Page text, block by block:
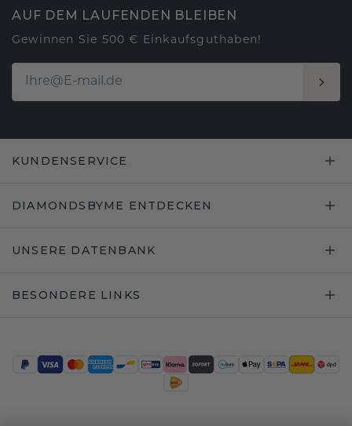
AUF DEM LAUFENDEN BLEIBEN
Gewinnen Sie 500 € Einkaufsguthaben!
KUNDENSERVICE
DIAMONDSBYME ENTDECKEN
UNSERE DATENBANK
BESONDERE LINKS